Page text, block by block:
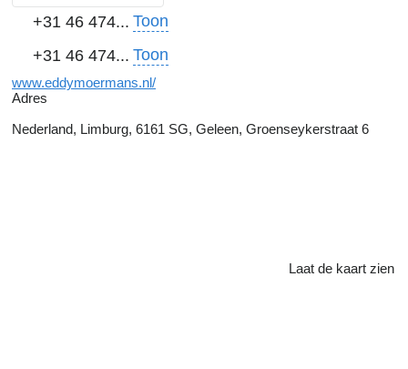
+31 46 474... Toon
+31 46 474... Toon
www.eddymoermans.nl/
Adres
Nederland, Limburg, 6161 SG, Geleen, Groenseykerstraat 6
Laat de kaart zien